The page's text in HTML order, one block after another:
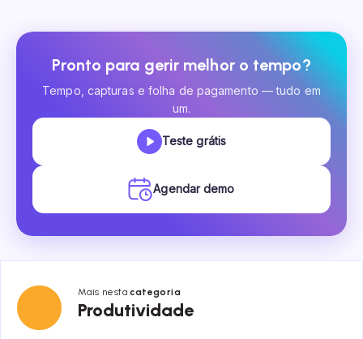
Pronto para gerir melhor o tempo?
Tempo, capturas e folha de pagamento — tudo em
um.
Teste grátis
Agendar demo
Mais nestacategoria
Produtividade
Produtividade